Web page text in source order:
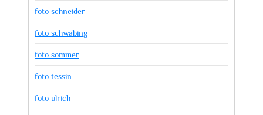
foto schneider
foto schwabing
foto sommer
foto tessin
foto ulrich